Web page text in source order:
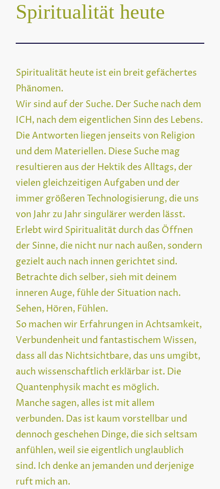
Spiritualität heute
Spiritualität heute ist ein breit gefächertes
Phänomen.
Wir sind auf der Suche. Der Suche nach dem
ICH, nach dem eigentlichen Sinn des Lebens.
Die Antworten liegen jenseits von Religion
und dem Materiellen. Diese Suche mag
resultieren aus der Hektik des Alltags, der
vielen gleichzeitigen Aufgaben und der
immer größeren Technologisierung, die uns
von Jahr zu Jahr singulärer werden lässt.
Erlebt wird Spiritualität durch das Öffnen
der Sinne, die nicht nur nach außen, sondern
gezielt auch nach innen gerichtet sind.
Betrachte dich selber, sieh mit deinem
inneren Auge, fühle der Situation nach.
Sehen, Hören, Fühlen.
So machen wir Erfahrungen in Achtsamkeit,
Verbundenheit und fantastischem Wissen,
dass all das Nichtsichtbare, das uns umgibt,
auch wissenschaftlich erklärbar ist. Die
Quantenphysik macht es möglich.
Manche sagen, alles ist mit allem
verbunden. Das ist kaum vorstellbar und
dennoch geschehen Dinge, die sich seltsam
anfühlen, weil sie eigentlich unglaublich
sind. Ich denke an jemanden und derjenige
ruft mich an.